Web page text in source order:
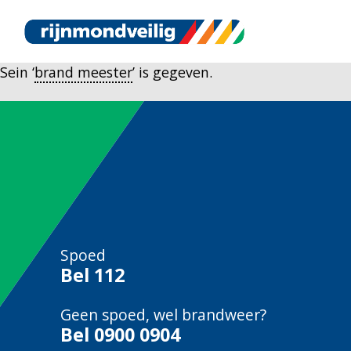
Sein ‘brand meester’ is gegeven.
Spoed
Bel 112
Geen spoed, wel brandweer?
Bel 0900 0904